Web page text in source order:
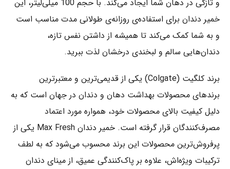
و تازگی در دهان شما ایجاد می‌کند. با حجم 100 میلی‌لیتر، این
خمیر دندان برای استفاده‌ی روزانه‌ی طولانی‌ مدت مناسب است
و به شما کمک می‌کند تا همیشه از داشتن نفس تازه،
دندان‌هایی سالم و لبخندی درخشان لذت ببرید.
برند کلگیت (Colgate) یکی از قدیمی‌ترین و معتبرترین
برندهای محصولات بهداشت دهان و دندان در جهان است که به
دلیل کیفیت بالای محصولات خود، همواره مورد اعتماد
مصرف‌کنندگان قرار گرفته است. خمیر دندان Max Fresh یکی از
پرفروش‌ترین محصولات این برند محسوب می‌شود که به لطف
ترکیبات ویژه‌اش، علاوه بر پاک‌کنندگی عمیق، از مینای دندان